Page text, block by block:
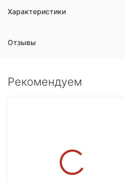
Характеристики
Отзывы
Рекомендуем